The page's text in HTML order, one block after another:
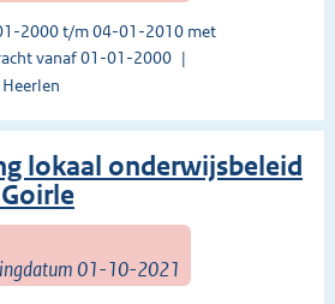
2000 t/m 04-01-2010 met
vanaf 01-01-2000
lokaal onderwijsbeleid
01-10-2021